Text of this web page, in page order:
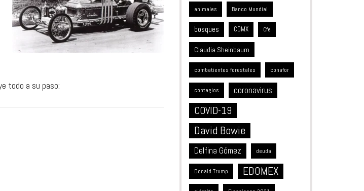
todo a su paso:
animales Banco Mundial
bosques CDMX Cfe
Claudia Sheinbaum
combatientes forestales conafor
contagios coronavirus
COVID-19
David Bowie
Delfina Gómez deuda
Donald Trump EDOMEX